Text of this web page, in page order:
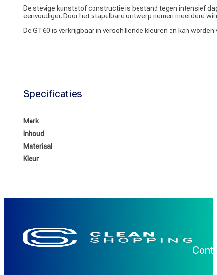
De stevige kunststof constructie is bestand tegen intensief
eenvoudiger. Door het stapelbare ontwerp nemen meerdere
De GT60 is verkrijgbaar in verschillende kleuren en kan
Specificaties
Merk
Inhoud
Materiaal
Kleur